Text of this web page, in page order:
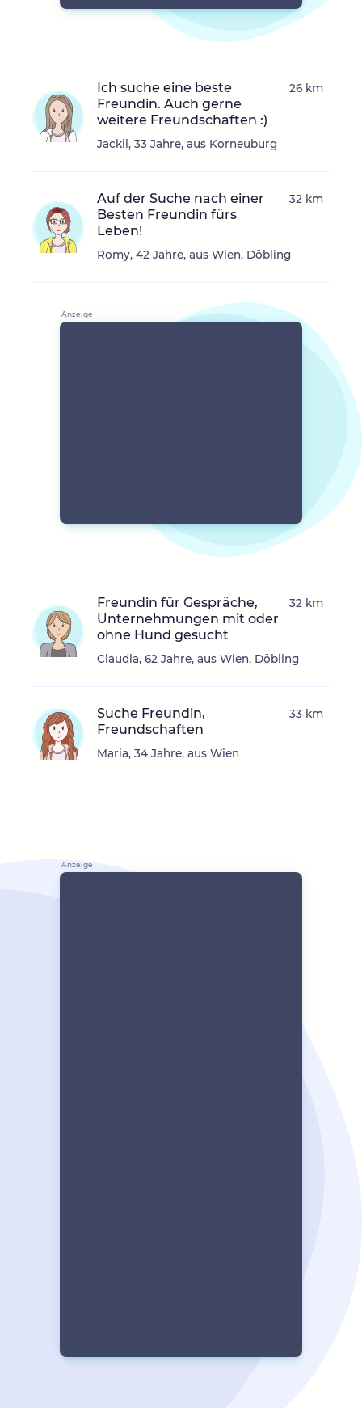
Ich suche eine beste
Freundin. Auch gerne
weitere Freundschaften :)
Jackii, 33 Jahre, aus Korneuburg
26 km
Auf der Suche nach einer
Besten Freundin fürs
Leben!
Romy, 42 Jahre, aus Wien, Döbling
32 km
Freundin für Gespräche,
Unternehmungen mit oder
ohne Hund gesucht
Claudia, 62 Jahre, aus Wien, Döbling
32 km
Suche Freundin,
Freundschaften
Maria, 34 Jahre, aus Wien
33 km